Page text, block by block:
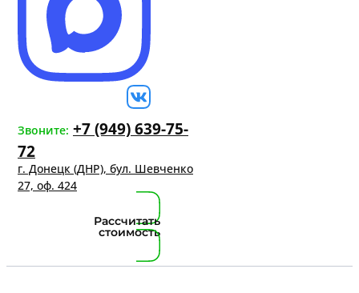
Звоните: +7 (949) 639-75-
72
г. Донецк (ДНР), бул. Шевченко
27, оф. 424
Рассчитать
стоимость